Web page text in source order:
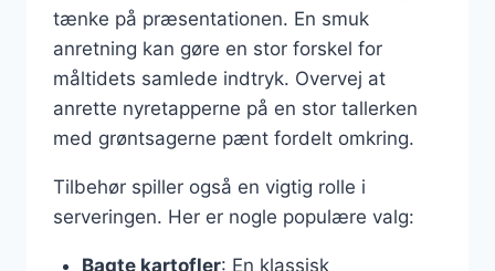
tænke på præsentationen. En smuk
anretning kan gøre en stor forskel for
måltidets samlede indtryk. Overvej at
anrette nyretapperne på en stor tallerken
med grøntsagerne pænt fordelt omkring.
Tilbehør spiller også en vigtig rolle i
serveringen. Her er nogle populære valg:
Bagte kartofler: En klassisk